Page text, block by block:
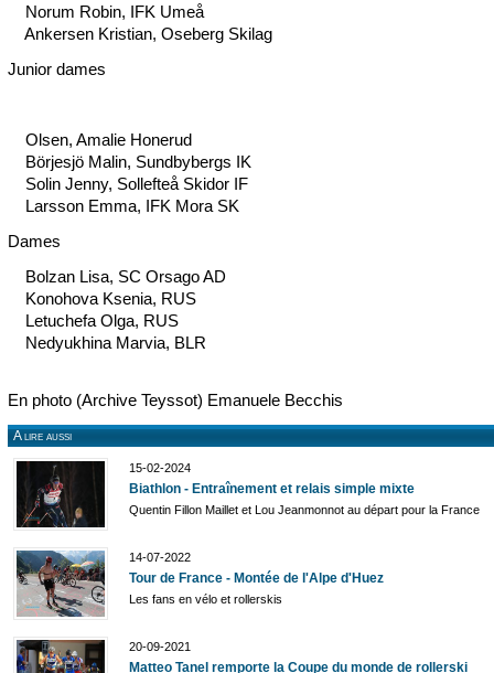
Norum Robin, IFK Umeå
Ankersen Kristian, Oseberg Skilag
Junior dames
Olsen, Amalie Honerud
Börjesjö Malin, Sundbybergs IK
Solin Jenny, Sollefteå Skidor IF
Larsson Emma, IFK Mora SK
Dames
Bolzan Lisa, SC Orsago AD
Konohova Ksenia, RUS
Letuchefa Olga, RUS
Nedyukhina Marvia, BLR
En photo (Archive Teyssot) Emanuele Becchis
A lire aussi
15-02-2024
Biathlon - Entraînement et relais simple mixte
Quentin Fillon Maillet et Lou Jeanmonnot au départ pour la France
14-07-2022
Tour de France - Montée de l'Alpe d'Huez
Les fans en vélo et rollerskis
20-09-2021
Matteo Tanel remporte la Coupe du monde de rollerski